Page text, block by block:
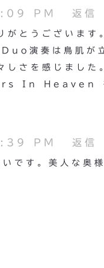
PM 返信
がとうございます
演奏は鳥肌が
しさを感じました
In Heaven を
PM 返信
です。美人な奥